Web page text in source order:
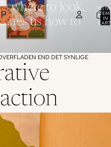
IN
where to look.
us how to
END DET SYNLIGE